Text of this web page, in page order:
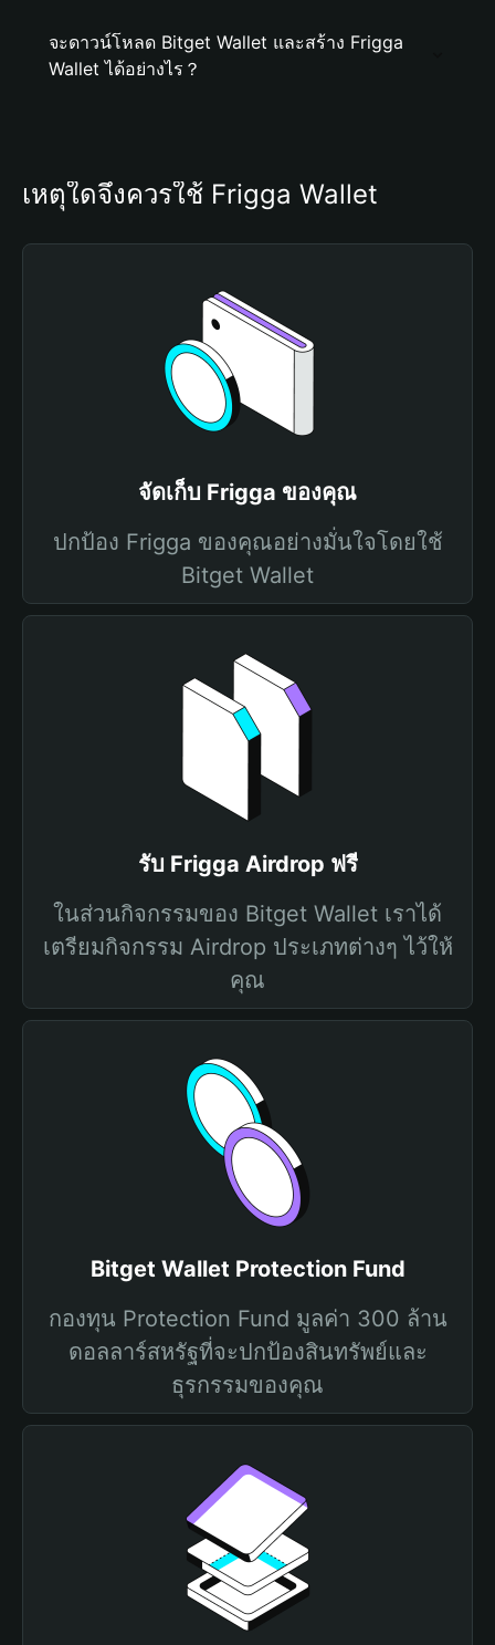
จะดาวน์โหลด Bitget Wallet และสร้าง Frigga
Wallet ได้อย่างไร？
เหตุใดจึงควรใช้ Frigga Wallet
จัดเก็บ Frigga ของคุณ
ปกป้อง Frigga ของคุณอย่างมั่นใจโดยใช้
Bitget Wallet
รับ Frigga Airdrop ฟรี
ในส่วนกิจกรรมของ Bitget Wallet เราได้
เตรียมกิจกรรม Airdrop ประเภทต่างๆ ไว้ให้
คุณ
Bitget Wallet Protection Fund
กองทุน Protection Fund มูลค่า 300 ล้าน
ดอลลาร์สหรัฐที่จะปกป้องสินทรัพย์และ
ธุรกรรมของคุณ